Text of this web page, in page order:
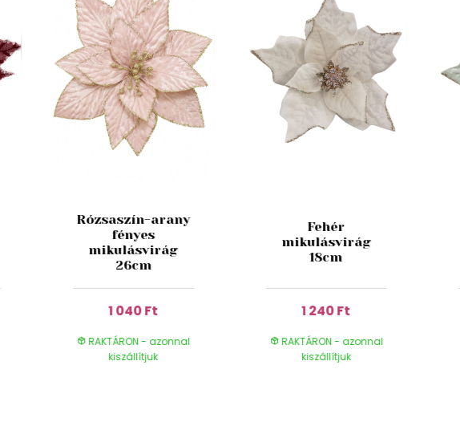
Rózsaszín-arany
fényes
mikulásvirág
26cm
1 040 Ft
RAKTÁRON - azonnal
kiszállítjuk
Fehér
mikulásvirág
18cm
1 240 Ft
RAKTÁRON - azonnal
kiszállítjuk